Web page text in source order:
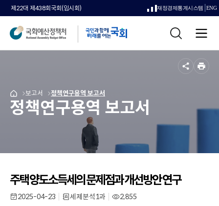
제22대 제438회국회(임시회)
새
으
재정경제통계시스템 ENG
검
전
체
뉴
국
회
예
처
인
페
이
메
뉴
로
보고서
메
뉴
로
정책연구용역 보고서
정책연구용역 보고서
공
인
주택 양도소득세의 문제점과 개선방안 연구
작
2025-04-23 부
세제분석1과 조
2,855